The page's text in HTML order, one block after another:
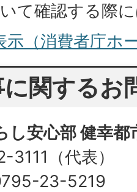
て確認する際
示（消費者庁ホ
関するお
し安心部 健幸都
（代表）
23-5219